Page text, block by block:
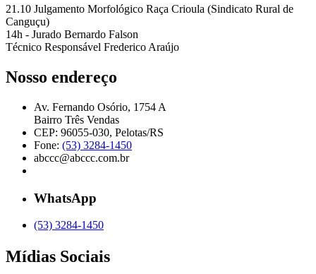
21.10 Julgamento Morfológico Raça Crioula (Sindicato Rural de
Canguçu)
14h - Jurado Bernardo Falson
Técnico Responsável Frederico Araújo
Nosso endereço
Av. Fernando Osório, 1754 A
Bairro Três Vendas
CEP: 96055-030, Pelotas/RS
Fone: (53) 3284-1450
abccc@abccc.com.br
WhatsApp
(53) 3284-1450
Mídias Sociais